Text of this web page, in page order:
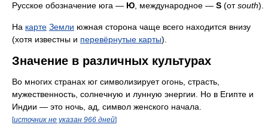
Русское обозначение юга — Ю , международное — S (отsouth).
На карте Земли южная сторона чаще всего находится внизу
(хотя известны и перевёрнутые карты).
Значение в различных культурах
Во многих странах юг символизирует огонь, страсть,
мужественность, солнечную и лунную энергии. Но в Египте и
Индии — это ночь, ад, символ женского начала.
[источник не указан 966 дней]